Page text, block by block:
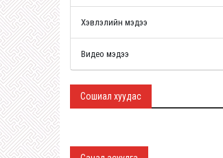
Хэвлэлийн мэдээ
Видео мэдээ
Сошиал хуудас